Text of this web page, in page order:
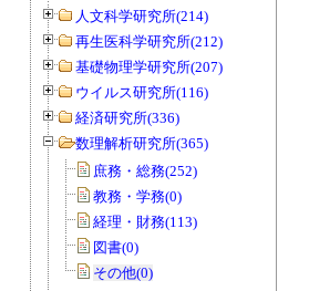
人文科学研究所(214)
再生医科学研究所(212)
基礎物理学研究所(207)
ウイルス研究所(116)
経済研究所(336)
数理解析研究所(365)
庶務・総務(252)
教務・学務(0)
経理・財務(113)
図書(0)
その他(0)